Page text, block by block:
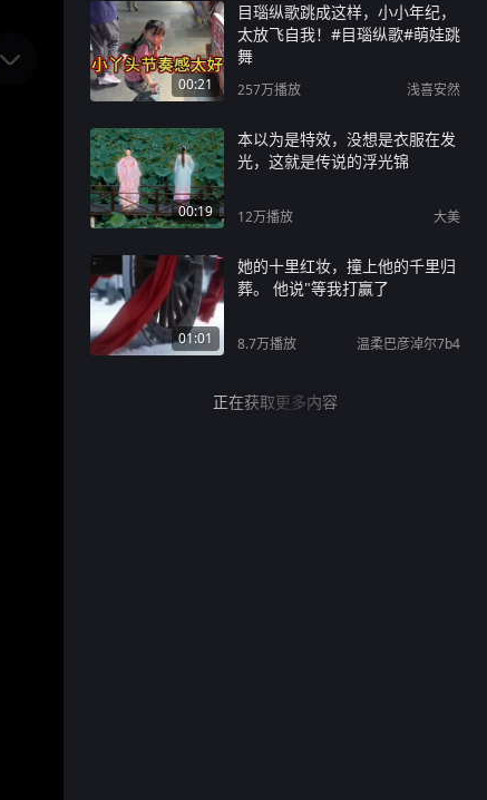
00:21
目瑙纵歌跳成这样，小小年纪，
太放飞自我！#目瑙纵歌#萌娃跳
舞
257万播放 浅喜安然
00:19
本以为是特效，没想是衣服在发
光，这就是传说的浮光锦
12万播放 大美
01:01
她的十里红妆，撞上他的千里归
葬。 他说"等我打赢了
8.7万播放 温柔巴彦淖尔7b4
正在获取更多内容